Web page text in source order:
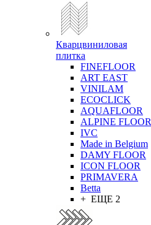
Кварцвиниловая
плитка
FINEFLOOR
ART EAST
VINILAM
ECOCLICK
AQUAFLOOR
ALPINE FLOOR
IVC
Made in Belgium
DAMY FLOOR
ICON FLOOR
PRIMAVERA
Betta
+ ЕЩЕ 2